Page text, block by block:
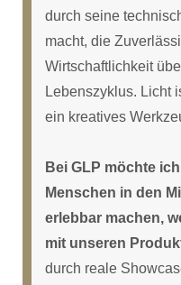
durch seine
macht, die
Wirtschaftlichkeit
Lebenszyklus. Licht
ein kreatives
Bei GLP möchte
Menschen in den
erlebbar machen,
mit unseren
durch reale